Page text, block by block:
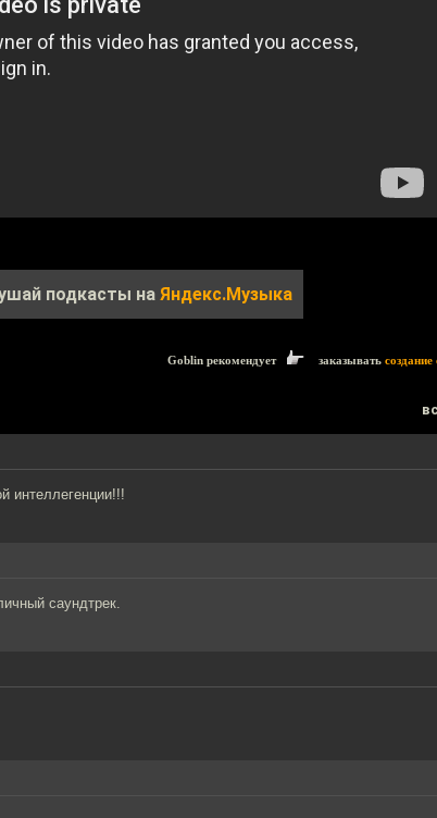
подкасты на Яндекс.Музыка
Goblin рекомендует заказывать создание
интеллегенции!!!
саундтрек.